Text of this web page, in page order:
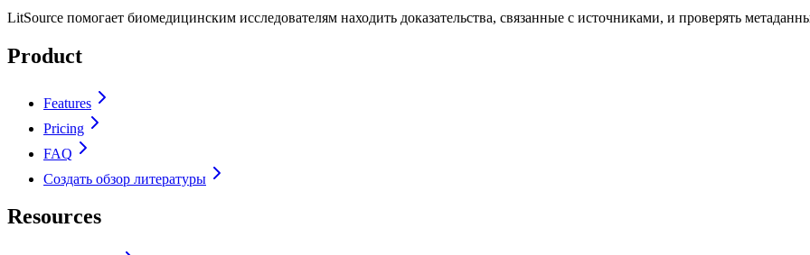
LitSource помогает биомедицинским исследователям находить доказательства, связанные с источниками, и проверять
Product
Features
Pricing
FAQ
Создать обзор литературы
Resources